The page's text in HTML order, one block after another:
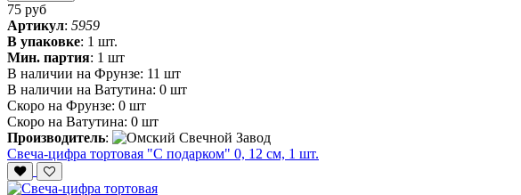
75 руб
Артикул: 5959
В упаковке: 1 шт.
Мин. партия: 1 шт
В наличии на Фрунзе: 11 шт
В наличии на Ватутина: 0 шт
Скоро на Фрунзе: 0 шт
Скоро на Ватутина: 0 шт
Производитель:
Свеча-цифра тортовая "С подарком" 0, 12 см, 1 шт.